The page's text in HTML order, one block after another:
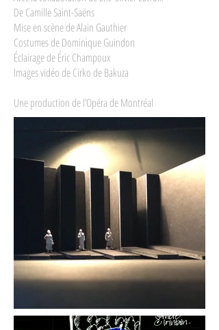
De Camille Saint-Saëns
Mise en scène de Alain Gauthier
Costumes de Dominique Guindon
Éclairage de Éric Champoux
Images vidéo de Cirko de Bakuza
Une production de l’Opéra de Montréal